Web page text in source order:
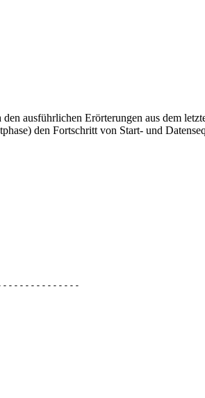
ausführlichen Erörterungen aus dem
den Fortschritt von Start- und